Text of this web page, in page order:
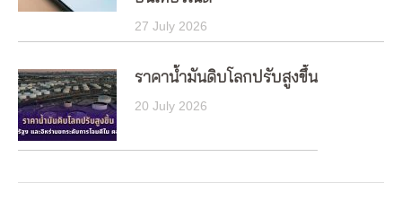
27 July 2026
ราคาน้ำมันดิบโลกปรับสูงขึ้น
20 July 2026